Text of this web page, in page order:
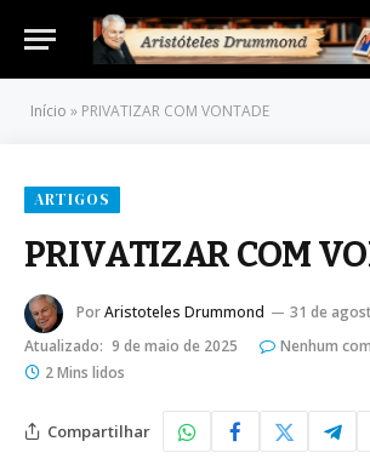
Início » PRIVATIZAR COM VONTADE
ARTIGOS
PRIVATIZAR COM
PorAristoteles Drummond
31 de
Atualizado: 9 de maio de 2025
Nenhum
2 Mins lidos
Compartilhar